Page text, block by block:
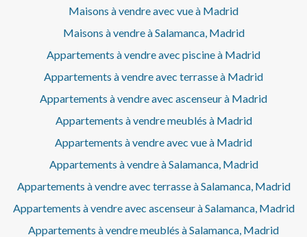
Maisons à vendre avec vue à Madrid
Maisons à vendre à Salamanca, Madrid
Appartements à vendre avec piscine à Madrid
Appartements à vendre avec terrasse à Madrid
Appartements à vendre avec ascenseur à Madrid
Appartements à vendre meublés à Madrid
Appartements à vendre avec vue à Madrid
Appartements à vendre à Salamanca, Madrid
Appartements à vendre avec terrasse à Salamanca, Madrid
Appartements à vendre avec ascenseur à Salamanca, Madrid
Appartements à vendre meublés à Salamanca, Madrid